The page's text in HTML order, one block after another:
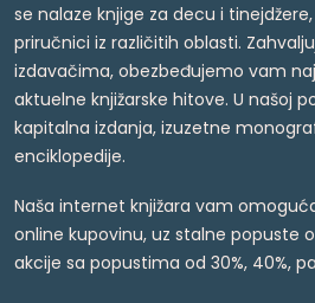
se nalaze knjige za decu i
priručnici iz različitih oblasti.
izdavačima, obezbeđujemo vam
aktuelne knjižarske hitove. U našoj
kapitalna izdanja, izuzetne
enciklopedije.
Naša internet knjižara vam
online kupovinu, uz stalne popuste
akcije sa popustima od 30%, 40%,